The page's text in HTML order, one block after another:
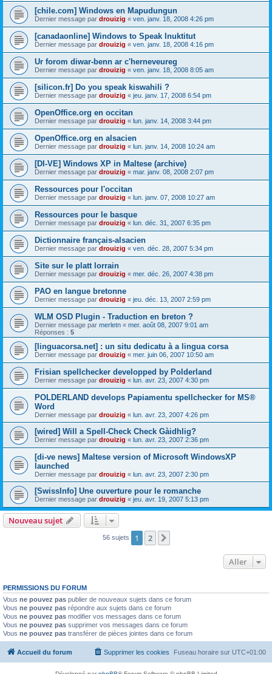
[chile.com] Windows en Mapudungun
Dernier message par drouizig « ven. janv. 18, 2008 4:26 pm
[canadaonline] Windows to Speak Inuktitut
Dernier message par drouizig « ven. janv. 18, 2008 4:16 pm
Ur forom diwar-benn ar c'herneveureg
Dernier message par drouizig « ven. janv. 18, 2008 8:05 am
[silicon.fr] Do you speak kiswahili ?
Dernier message par drouizig « jeu. janv. 17, 2008 6:54 pm
OpenOffice.org en occitan
Dernier message par drouizig « lun. janv. 14, 2008 3:44 pm
OpenOffice.org en alsacien
Dernier message par drouizig « lun. janv. 14, 2008 10:24 am
[DI-VE] Windows XP in Maltese (archive)
Dernier message par drouizig « mar. janv. 08, 2008 2:07 pm
Ressources pour l'occitan
Dernier message par drouizig « lun. janv. 07, 2008 10:27 am
Ressources pour le basque
Dernier message par drouizig « lun. déc. 31, 2007 6:35 pm
Dictionnaire français-alsacien
Dernier message par drouizig « ven. déc. 28, 2007 5:34 pm
Site sur le platt lorrain
Dernier message par drouizig « mer. déc. 26, 2007 4:38 pm
PAO en langue bretonne
Dernier message par drouizig « jeu. déc. 13, 2007 2:59 pm
WLM OSD Plugin - Traduction en breton ?
Dernier message par merletn « mer. août 08, 2007 9:01 am
Réponses : 5
[linguacorsa.net] : un situ dedicatu à a lingua corsa
Dernier message par drouizig « mer. juin 06, 2007 10:50 am
Frisian spellchecker developped by Polderland
Dernier message par drouizig « lun. avr. 23, 2007 4:30 pm
POLDERLAND develops Papiamentu spellchecker for MS®
Word
Dernier message par drouizig « lun. avr. 23, 2007 4:26 pm
[wired] Will a Spell-Check Check Gàidhlig?
Dernier message par drouizig « lun. avr. 23, 2007 2:36 pm
[di-ve news] Maltese version of Microsoft WindowsXP
launched
Dernier message par drouizig « lun. avr. 23, 2007 2:30 pm
[SwissInfo] Une ouverture pour le romanche
Dernier message par drouizig « jeu. avr. 19, 2007 5:13 pm
Nouveau sujet
56 sujets 1 2
Aller
PERMISSIONS DU FORUM
Vous ne pouvez pas publier de nouveaux sujets dans ce forum
Vous ne pouvez pas répondre aux sujets dans ce forum
Vous ne pouvez pas modifier vos messages dans ce forum
Vous ne pouvez pas supprimer vos messages dans ce forum
Vous ne pouvez pas transférer de pièces jointes dans ce forum
Accueil du forum Fuseau horaire sur UTC+01:00
Supprimer les cookies